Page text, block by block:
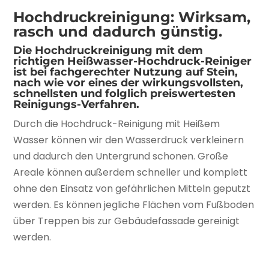
Hochdruckreinigung: Wirksam,
rasch und dadurch günstig.
Die Hochdruckreinigung mit dem
richtigen Heißwasser-Hochdruck-Reiniger
ist bei fachgerechter Nutzung auf Stein,
nach wie vor eines der wirkungsvollsten,
schnellsten und folglich preiswertesten
Reinigungs-Verfahren.
Durch die Hochdruck-Reinigung mit Heißem
Wasser können wir den Wasserdruck verkleinern
und dadurch den Untergrund schonen. Große
Areale können außerdem schneller und komplett
ohne den Einsatz von gefährlichen Mitteln geputzt
werden. Es können jegliche Flächen vom Fußboden
über Treppen bis zur Gebäudefassade gereinigt
werden.